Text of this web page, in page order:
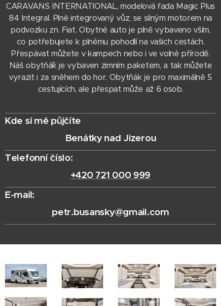
CARAVANS INTERNATIONAL, modelová řada Magic Plus
84 Integral. Plně integrovaný vůz, se silným motorem na
podvozku zn. Fiat. Obytné auto je plně vybaveno vším,
co potřebujete k plnému pohodlí na vašich cestách.
Přespávat můžete v kampech nebo i ve volné přírodě.
Náš obytňáˇk je vybaven zimním paketem, a tak můžete
vyrazit i za sněhem do hor. Obytňák je pro maximálně 5
cestujících, ale přespat může až 6 osob.
Kde si mě půjčíte
Benátky nad Jizerou
Telefonní číslo:
+420 721 000 999
E-mail:
petr.busansky@gmail.com